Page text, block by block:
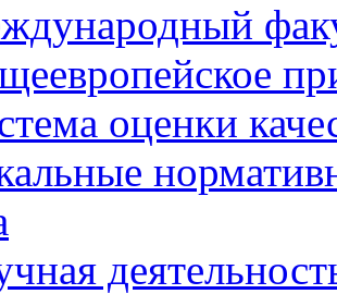
оценки